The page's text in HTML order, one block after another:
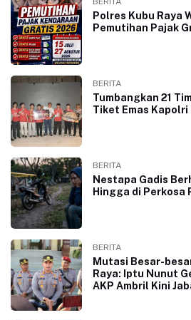
Polres Kubu Raya
Pemutihan Pajak
BERITA
Tumbangkan 21
Tiket Emas Kapolri
BERITA
Nestapa Gadis
Hingga di Perkosa
BERITA
Mutasi Besar-
Raya: Iptu Nunut
AKP Ambril Kini